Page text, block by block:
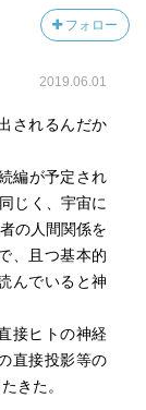
フォロー
2019.06.01
されるんだか
編が予定され
じく、宇宙に
の人間関係を
、且つ基本的
んでいると神
接ヒトの神経
直接投影等の
きた。